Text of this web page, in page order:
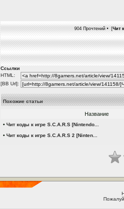
904 Прочтений • [Чит
Ссылки
HTML:
[BB Url]:
Похожие статьи
Название
• Чит коды к игре S.C.A.R.S [Nintendo...
• Чит коды к игре S.C.A.R.S 2 [Ninten...